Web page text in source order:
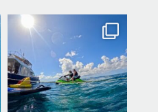
10月前半クルーザーチャーター
たくさんのご利用本当にありが
とうございました
・...
10月 14